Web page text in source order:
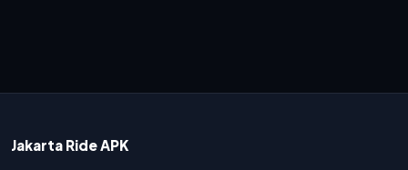
Jakarta Ride APK